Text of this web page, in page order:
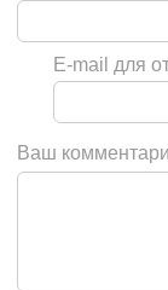
E-mail для
Ваш